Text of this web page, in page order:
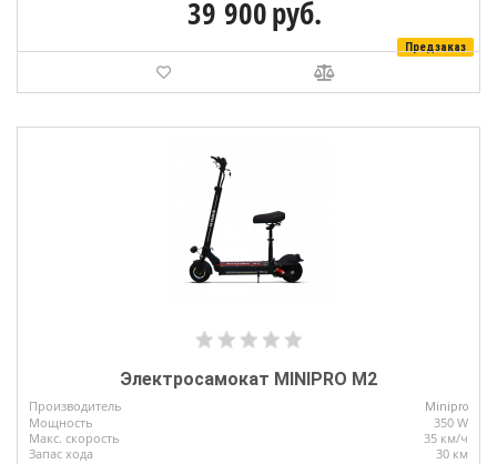
39 900руб.
Предзаказ
Электросамокат MINIPRO M2
Производитель Minipro
Мощность
350 W
Макс. скорость
35 км/ч
Запас хода
30 км